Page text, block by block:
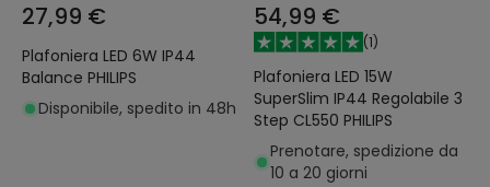
27,99 €
Plafoniera LED 6W IP44
Balance PHILIPS
Disponibile, spedito in 48h
54,99 €
(1)
Plafoniera LED 15W
SuperSlim IP44 Regolabile 3
Step CL550 PHILIPS
Prenotare, spedizione da
10 a 20 giorni